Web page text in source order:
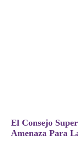
El Consejo
Amenaza Para